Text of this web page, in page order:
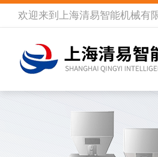
欢迎来到 上海清易智能机械有